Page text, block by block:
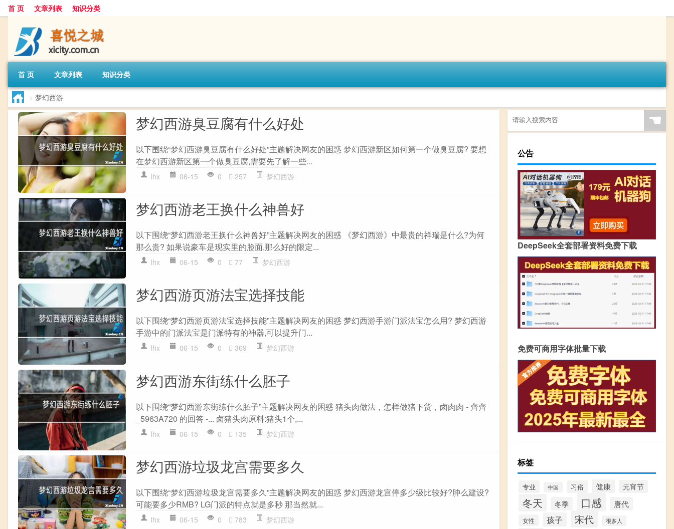
首 页 文章列表 知识分类
首 页 文章列表 知识分类
> 梦幻西游
梦幻西游臭豆腐有什么好处
以下围绕“梦幻西游臭豆腐有什么好处”主题解决网友的困惑 梦幻西游新区如何第一个做臭豆腐? 要想
在梦幻西游新区第一个做臭豆腐,需要先了解一些...
lhx 06-15 0 257 梦幻西游
梦幻西游老王换什么神兽好
以下围绕“梦幻西游老王换什么神兽好”主题解决网友的困惑 《梦幻西游》中最贵的祥瑞是什么?为何
那么贵? 如果说豪车是现实里的脸面,那么好的限定...
lhx 06-15 0 77 梦幻西游
梦幻西游页游法宝选择技能
以下围绕“梦幻西游页游法宝选择技能”主题解决网友的困惑 梦幻西游手游门派法宝怎么用? 梦幻西游
手游中的门派法宝是门派特有的神器,可以提升门...
lhx 06-15 0 369 梦幻西游
梦幻西游东街练什么胚子
以下围绕“梦幻西游东街练什么胚子”主题解决网友的困惑 猪头肉做法，怎样做猪下货，卤肉肉 - 齊齊
_5963A720 的回答 -... 卤猪头肉原料:猪头1个,...
lhx 06-15 0 135 梦幻西游
梦幻西游垃圾龙宫需要多久
以下围绕“梦幻西游垃圾龙宫需要多久”主题解决网友的困惑 梦幻西游龙宫停多少级比较好?肿么建设?
可能要多少RMB? LG门派的特点就是多秒 那当然就...
lhx 06-15 0 783 梦幻西游
☚
公告
DeepSeek全套部署资料免费下载
免费可商用字体批量下载
标签
专业 中国 习俗 健康 元宵节
冬天 冬季 口感 唐代
女性 孩子 宋代 很多人